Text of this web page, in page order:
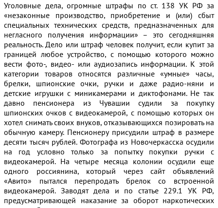
Уголовные дела, огромные штрафы по ст. 138 УК РФ за
«незаконные производство, приобретение и (или) сбыт
специальных технических средств, предназначенных для
негласного получения информации» – это сегодняшняя
реальность. Дело или штраф человек получит, если купит за
границей любое устройство, с помощью которого можно
вести фото-, видео- или аудиозапись информации. К этой
категории товаров относятся различные «умные» часы,
брелки, шпионские очки, ручки и даже радио-няни и
детские игрушки с миникамерами и диктофонами. Не так
давно пенсионера из Чувашии судили за покупку
шпионских очков с видеокамерой, с помощью которых он
хотел снимать своих внуков, отказывающихся позировать на
обычную камеру. Пенсионеру присудили штраф в размере
десяти тысяч рублей. Фотографа из Новочеркасска осудили
на год условно только за попытку покупки ручки с
видеокамерой. На четыре месяца колонии осудили еще
одного россиянина, который через сайт объявлений
«Авито» пытался перепродать брелок со встроенной
видеокамерой. Заводят дела и по статье 229.1 УК РФ,
предусматривающей наказание за оборот наркотических